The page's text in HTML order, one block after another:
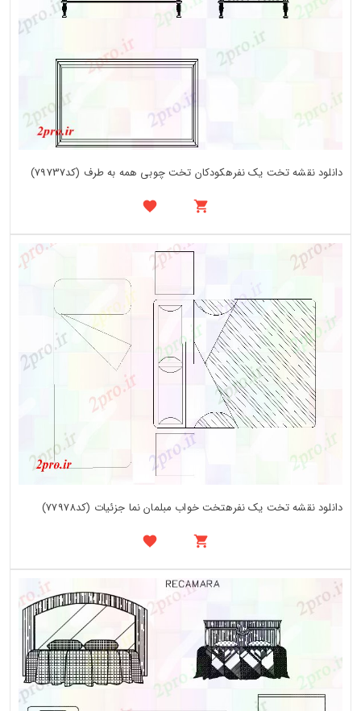
دانلود نقشه تخت یک نفرهکودکان تخت چوبی همه به طرف (کد79737)
دانلود نقشه تخت یک نفرهتخت خواب مبلمان نما جزئیات (کد77978)